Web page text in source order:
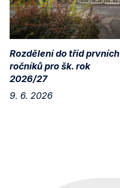
Rozdělení do tříd prvních
ročníků pro šk. rok
2026/27
9. 6. 2026